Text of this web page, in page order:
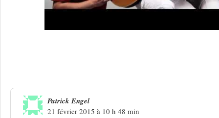
Patrick Engel
21 février 2015 à 10 h 48 min